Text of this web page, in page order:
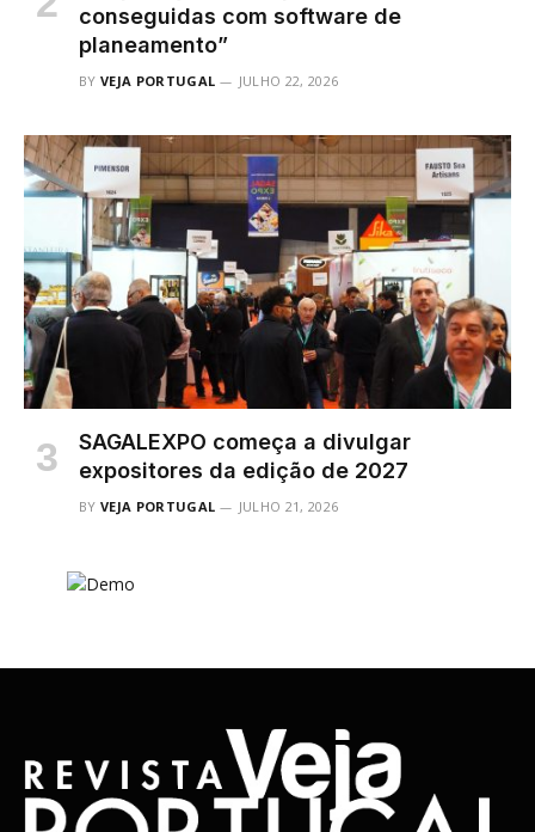
conseguidas com software de
planeamento”
BY VEJA PORTUGAL JULHO 22, 2026
SAGALEXPO começa a divulgar
expositores da edição de 2027
BY VEJA PORTUGAL JULHO 21, 2026